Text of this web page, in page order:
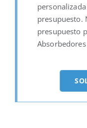
presupuesto.
presupuesto